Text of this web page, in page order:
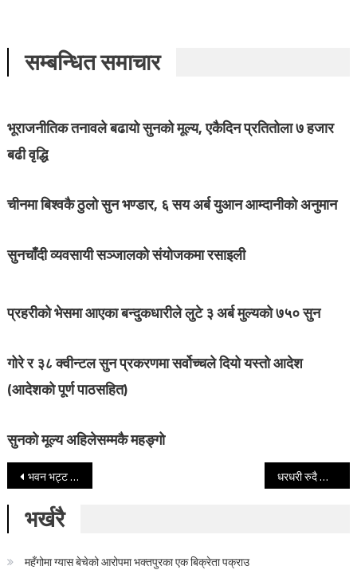
सम्बन्धित समाचार
भूराजनीतिक तनावले बढायो सुनको मूल्य, एकैदिन प्रतितोला ७ हजार
बढी वृद्धि
चीनमा बिश्वकै ठुलो सुन भण्डार, ६ सय अर्ब युआन आम्दानीको अनुमान
सुनचाँदी व्यवसायी सञ्जालको संयोजकमा रसाइली
प्रहरीको भेसमा आएका बन्दुकधारीले लुटे ३ अर्ब मुल्यको ७५० सुन
गोरे र ३८ क्वीन्टल सुन प्रकरणमा सर्वोच्चले दियो यस्तो आदेश
(आदेशको पूर्ण पाठसहित)
सुनको मूल्य अहिलेसम्मकै महङ्गो
Post navigation
भवन भट्ट प्यानलसहित अध्यक्षमा विजयी (एनआरएनएमा जित्नेको सूचीसहित) धरधरी रुदै कांग्रेसमै फर्किए गच्छेदार । कम्युनिस्टहरुलार्इ ठीक पार्ने उनको उद्घोष
भर्खरै
महँगोमा ग्यास बेचेको आरोपमा भक्तपुरका एक बिक्रेता पक्राउ